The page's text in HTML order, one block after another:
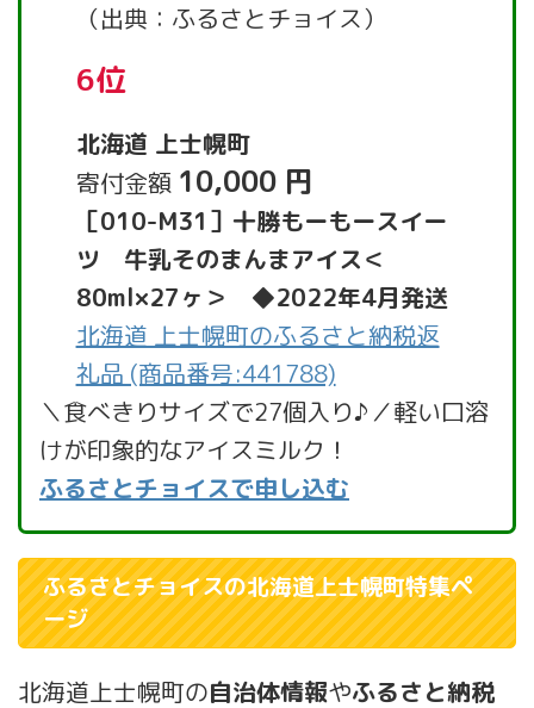
（出典：ふるさとチョイス）
6位
北海道 上士幌町
寄付金額 10,000 円
［010-M31］十勝もーもースイー
ツ 牛乳そのまんまアイス＜
80ml×27ヶ＞ ◆2022年4月発送
北海道 上士幌町のふるさと納税返
礼品 (商品番号:441788)
＼食べきりサイズで27個入り♪／軽い口溶
けが印象的なアイスミルク！
ふるさとチョイスで申し込む
ふるさとチョイスの北海道上士幌町特集ペ
ージ
北海道上士幌町の自治体情報やふるさと納税